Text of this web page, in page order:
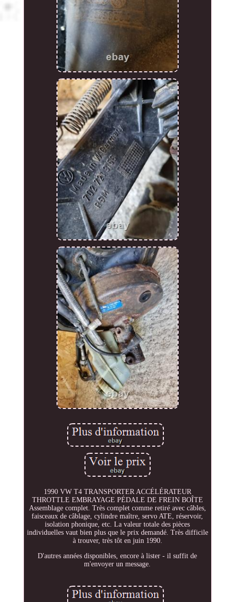
1990 VW T4 TRANSPORTER ACCÉLÉRATEUR
THROTTLE EMBRAYAGE PÉDALE DE FREIN BOÎTE
Assemblage complet. Très complet comme retiré avec câbles,
faisceaux de câblage, cylindre maître, servo ATE, réservoir,
isolation phonique, etc. La valeur totale des pièces
individuelles vaut bien plus que le prix demandé. Très difficile
à trouver, très tôt en juin 1990.
D'autres années disponibles, encore à lister - il suffit de
m'envoyer un message.